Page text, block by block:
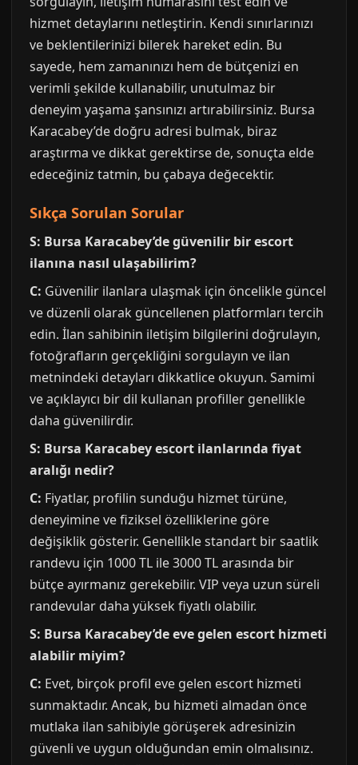
hizmet detaylarını netleştirin. Kendi sınırlarınızı
ve beklentilerinizi bilerek hareket edin. Bu
sayede, hem zamanınızı hem de bütçenizi en
verimli şekilde kullanabilir, unutulmaz bir
deneyim yaşama şansınızı artırabilirsiniz. Bursa
Karacabey’de doğru adresi bulmak, biraz
araştırma ve dikkat gerektirse de, sonuçta elde
edeceğiniz tatmin, bu çabaya değecektir.
Sıkça Sorulan Sorular
S: Bursa Karacabey’de güvenilir bir escort
ilanına nasıl ulaşabilirim?
C: Güvenilir ilanlara ulaşmak için öncelikle güncel
ve düzenli olarak güncellenen platformları tercih
edin. İlan sahibinin iletişim bilgilerini doğrulayın,
fotoğrafların gerçekliğini sorgulayın ve ilan
metnindeki detayları dikkatlice okuyun. Samimi
ve açıklayıcı bir dil kullanan profiller genellikle
daha güvenilirdir.
S: Bursa Karacabey escort ilanlarında fiyat
aralığı nedir?
C: Fiyatlar, profilin sunduğu hizmet türüne,
deneyimine ve fiziksel özelliklerine göre
değişiklik gösterir. Genellikle standart bir saatlik
randevu için 1000 TL ile 3000 TL arasında bir
bütçe ayırmanız gerekebilir. VIP veya uzun süreli
randevular daha yüksek fiyatlı olabilir.
S: Bursa Karacabey’de eve gelen escort hizmeti
alabilir miyim?
C: Evet, birçok profil eve gelen escort hizmeti
sunmaktadır. Ancak, bu hizmeti almadan önce
mutlaka ilan sahibiyle görüşerek adresinizin
güvenli ve uygun olduğundan emin olmalısınız.